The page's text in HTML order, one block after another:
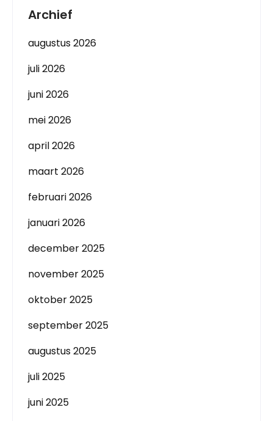
Archief
augustus 2026
juli 2026
juni 2026
mei 2026
april 2026
maart 2026
februari 2026
januari 2026
december 2025
november 2025
oktober 2025
september 2025
augustus 2025
juli 2025
juni 2025